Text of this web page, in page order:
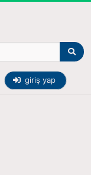
giriş yap